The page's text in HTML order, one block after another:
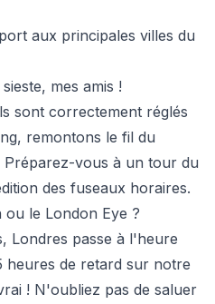
aux principales villes du
mes amis !
sont correctement réglés
remontons le fil du
vous à un tour du
des fuseaux horaires.
le London Eye ?
Londres passe à l'heure
heures de retard sur notre
! N'oubliez pas de saluer